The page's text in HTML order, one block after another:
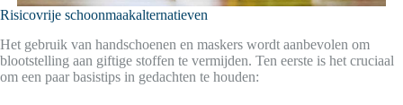
Risicovrije schoonmaakalternatieven
Het gebruik van handschoenen en maskers wordt aanbevolen om
blootstelling aan giftige stoffen te vermijden. Ten eerste is het cruciaal
om een paar basistips in gedachten te houden: